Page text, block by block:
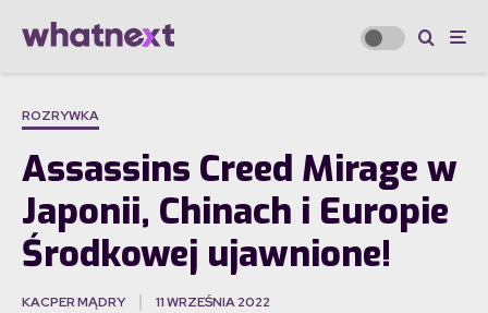
ROZRYWKA
Assassins Creed Mirage w
Japonii, Chinach i Europie
Środkowej ujawnione!
KACPER MĄDRY 11 WRZEŚNIA 2022